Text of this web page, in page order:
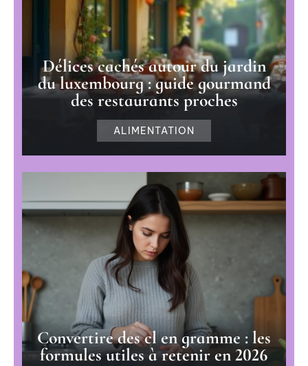
Délices cachés autour du jardin
du luxembourg : guide gourmand
des restaurants proches
ALIMENTATION
Convertire des cl en gramme : les
formules utiles à retenir en 2026